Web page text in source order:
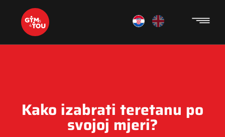
Kako izabrati teretanu po
svojoj mjeri?